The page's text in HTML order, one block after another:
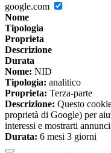
google.com
Nome
Tipologia
Proprieta
Descrizione
Durata
Nome: NID
Tipologia: analitico
Proprieta: Terza-parte
Descrizione: Questo
proprietà di Google) per
interessi e mostrarti
Durata: 6 mesi 3 giorni